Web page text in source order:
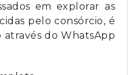
em explorar as
pelo consórcio, é
do WhatsApp